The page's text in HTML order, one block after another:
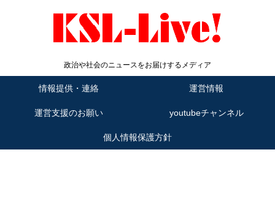
政治や社会のニュースをお届けするメディア
情報提供・連絡 運営情報
運営支援のお願い youtubeチャンネル
個人情報保護方針